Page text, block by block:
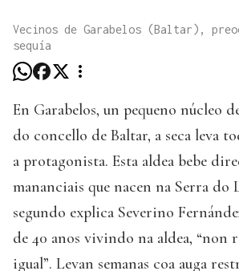
Vecinos de Garabelos (Baltar),
sequía
En Garabelos, un pequeno núcleo
do concello de Baltar, a seca leva
a protagonista. Esta aldea bebe
mananciais que nacen na Serra do
segundo explica Severino
de 40 anos vivindo na aldea, “non
igual”. Levan semanas coa auga